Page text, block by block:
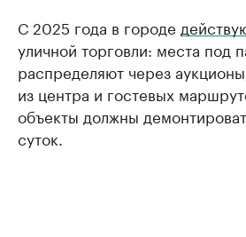
С 2025 года в городе
уличной торговли: места под
распределяют через
из центра и гостевых
объекты должны
суток.